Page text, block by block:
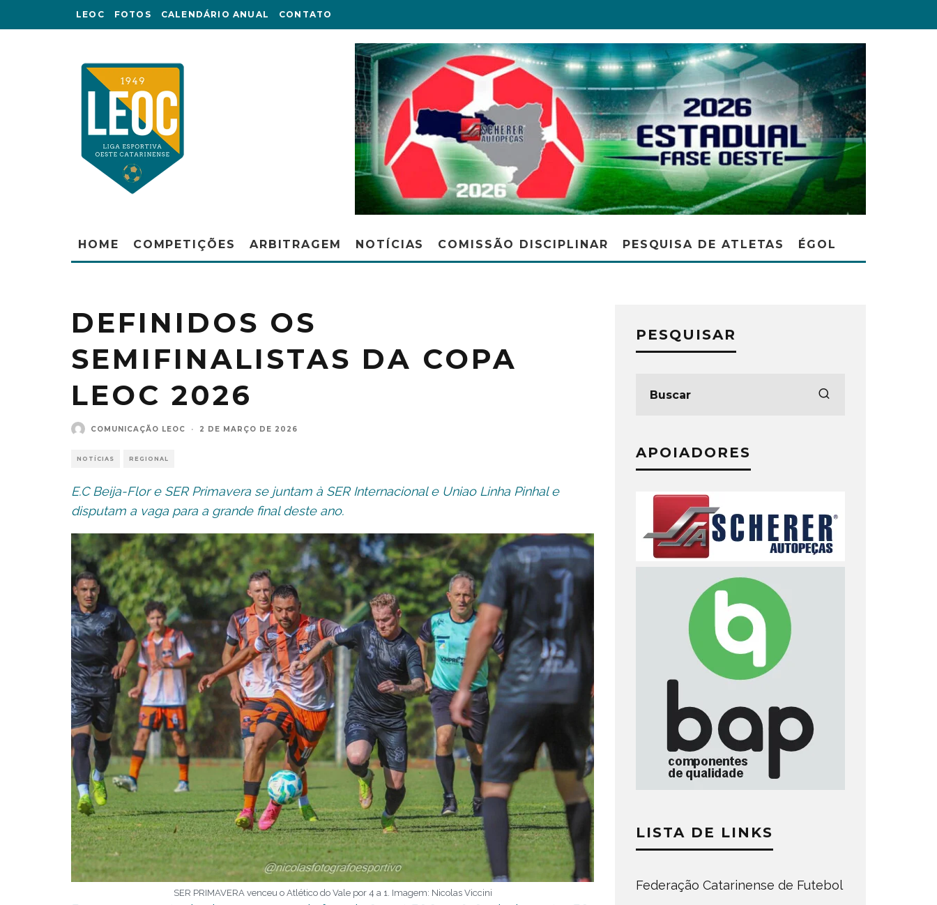
LEOC FOTOS CALENDÁRIO ANUAL CONTATO
HOME COMPETIÇÕES ARBITRAGEM NOTÍCIAS COMISSÃO DISCIPLINAR PESQUISA DE ATLETAS ÉGOL
DEFINIDOS OS
SEMIFINALISTAS DA COPA
LEOC 2026
COMUNICAÇÃO LEOC · 2 DE MARÇO DE 2026
NOTÍCIAS REGIONAL
E.C Beija-Flor e SER Primavera se juntam à SER Internacional e Uniao Linha Pinhal e
disputam a vaga para a grande final deste ano.
SER PRIMAVERA venceu o Atlético do Vale por 4 a 1. Imagem: Nicolas Viccini
PESQUISAR
APOIADORES
LISTA DE LINKS
Federação Catarinense de Futebol